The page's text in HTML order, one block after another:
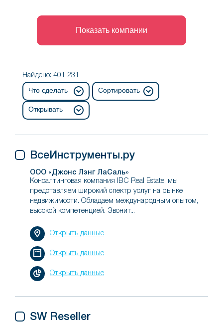
Показать компании
Найдено: 401 231
Что сделать Сортировать
Открывать
ВсеИнструменты.ру
ООО «Джонс Лэнг ЛаСаль»
Консалтинговая компания IBC Real Estate, мы
представляем широкий спектр услуг на рынке
недвижимости. Обладаем международным опытом,
высокой компетенцией. Звонит...
Открыть данные
Открыть данные
Открыть данные
SW Reseller